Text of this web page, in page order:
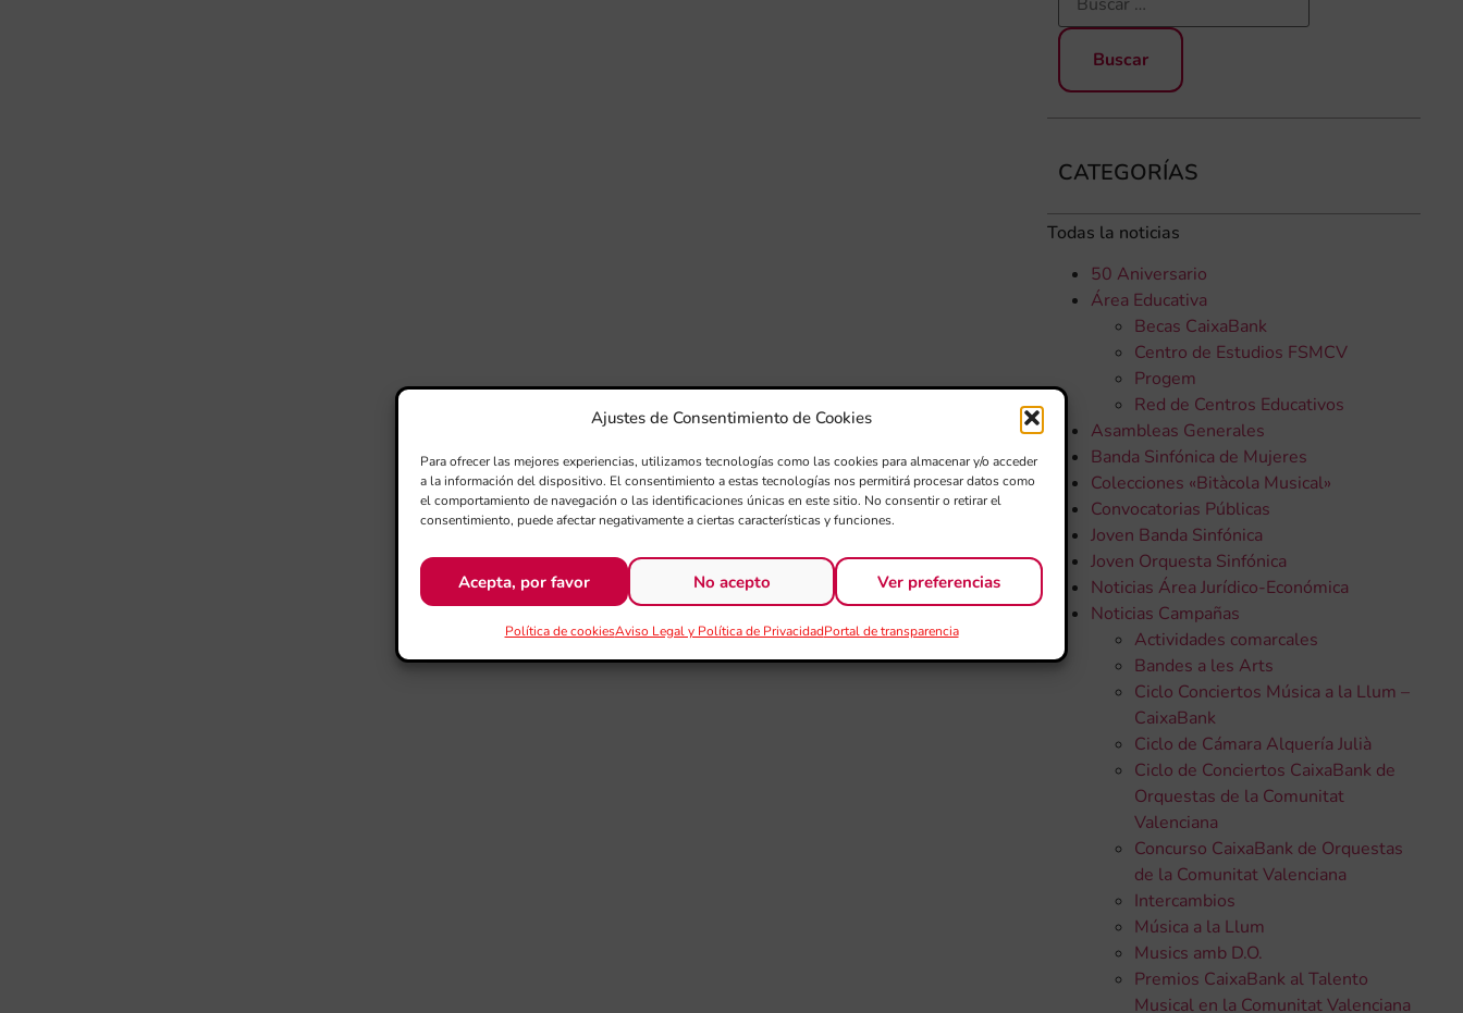
Ajustes de Consentimiento de Cookies
Para ofrecer las mejores experiencias, utilizamos tecnologías como las cookies para almacenar y/o acceder
a la información del dispositivo. El consentimiento a estas tecnologías nos permitirá procesar datos como
el comportamiento de navegación o las identificaciones únicas en este sitio. No consentir o retirar el
consentimiento, puede afectar negativamente a ciertas características y funciones.
Acepta, por favor No acepto Ver preferencias
Política de cookiesAviso Legal y Política de PrivacidadPortal de transparencia
CATEGORÍAS
Todas la noticias
50 Aniversario
Área Educativa
Becas CaixaBank
Centro de Estudios FSMCV
Progem
Red de Centros Educativos
Asambleas Generales
Banda Sinfónica de Mujeres
Colecciones «Bitàcola Musical»
Convocatorias Públicas
Joven Banda Sinfónica
Joven Orquesta Sinfónica
Noticias Área Jurídico-Económica
Noticias Campañas
Actividades comarcales
Bandes a les Arts
Ciclo Conciertos Música a la Llum –
CaixaBank
Ciclo de Cámara Alquería Julià
Ciclo de Conciertos CaixaBank de
Orquestas de la Comunitat
Valenciana
Concurso CaixaBank de Orquestas
de la Comunitat Valenciana
Intercambios
Música a la Llum
Musics amb D.O.
Premios CaixaBank al Talento
Musical en la Comunitat Valenciana